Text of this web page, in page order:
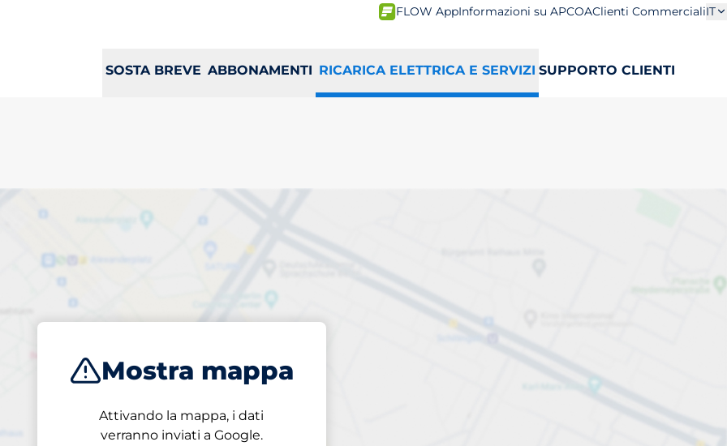
FLOW AppInformazioni su APCOAClienti CommercialiIT
SOSTA BREVE ABBONAMENTI RICARICA ELETTRICA E SERVIZI SUPPORTO CLIENTI
Mostra mappa
Attivando la mappa, i dati
verranno inviati a Google.
di ricarica a Rho